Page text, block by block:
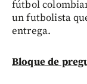
fútbol
un futbolista
entrega.
Bloque de